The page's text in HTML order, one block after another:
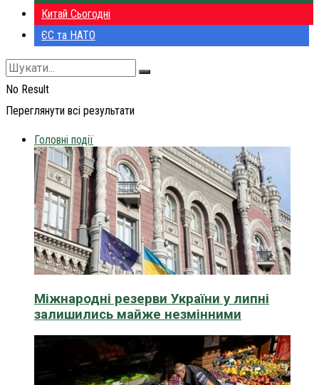
Китай Сьогодні
ЄС та НАТО
No Result
Переглянути всі результати
Головні події
Міжнародні резерви України у липні
залишились майже незмінними